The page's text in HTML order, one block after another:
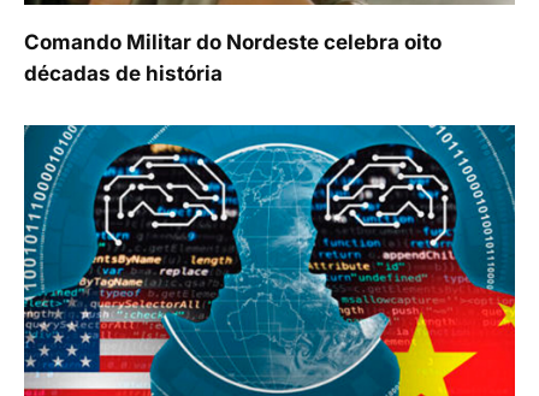
Comando Militar do Nordeste celebra oito
décadas de história